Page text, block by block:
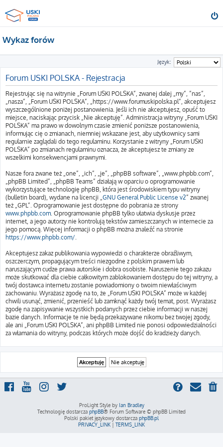
Wykaz forów
Język:
Forum USKI POLSKA - Rejestracja
Rejestrując się na witrynie „Forum USKI POLSKA”, zwanej dalej „my”, ”nas”,
„nasza”, „Forum USKI POLSKA”, „https://www.forumuskipolska.pl”, akceptujesz
wyszczególnione poniżej postanowienia. Jeśli ich nie akceptujesz, opuść to
miejsce, naciskając przycisk „Nie akceptuję”. Administracja witryny „Forum USKI
POLSKA” ma prawo w dowolnym czasie zmienić poniższe postanowienia,
informując cię o zmianach, niemniej wskazane jest, aby użytkownicy sami
regularnie zaglądali do tego regulaminu. Korzystanie z witryny „Forum USKI
POLSKA” po zmianach regulaminu oznacza, że akceptujesz te zmiany ze
wszelkimi konsekwencjami prawnymi.
Nasze fora zwane też „one”, „ich”, „je”, „phpBB software”, „www.phpbb.com”,
„phpBB Limited”, „phpBB Teams” działają w oparciu o oprogramowanie
wykorzystujące technologię phpBB, która jest środowiskiem typu witryny
(bulletin board), wydane na licencji „GNU General Public License v2” zwanej
też „GPL”. Oprogramowanie jest dostępne do pobrania ze strony
www.phpbb.com. Oprogramowanie phpBB tylko ułatwia dyskusje przez
internet, a jego autorzy nie kontrolują tekstów zamieszczanych w internecie za
jego pomocą. Więcej informacji o phpBB można znaleźć na stronie
https://www.phpbb.com/.
Akceptujesz zakaz publikowania wypowiedzi o charakterze obraźliwym,
oszczerczym, propagującym treści niezgodne z polskim prawem lub
naruszającym cudze prawa autorskie i dobra osobiste. Naruszenie tego zakazu
może skutkować dla ciebie całkowitym zablokowaniem dostępu do tej witryny, a
twój dostawca internetu zostanie powiadomiony o twoim niewłaściwym
zachowaniu. Wyrażasz zgodę na to, że „Forum USKI POLSKA” może w każdej
chwili usunąć, zmienić, przenieść lub zamknąć każdy twój temat, post. Wyrażasz
zgodę na zapisywanie wszystkich podanych przez ciebie informacji w naszej
bazie danych. Informacje te nie będą przekazywane nikomu bez twojej zgody,
ale ani „Forum USKI POLSKA”, ani phpBB Limited nie ponosi odpowiedzialności
za włamania do witryny, podczas których może dojść do kradzieży danych.
ProLight Style by Ian Bradley
Technologię dostarcza phpBB® Forum Software © phpBB Limited
Polski pakiet językowy dostarcza phpBB.pl
PRIVACY_LINK | TERMS_LINK